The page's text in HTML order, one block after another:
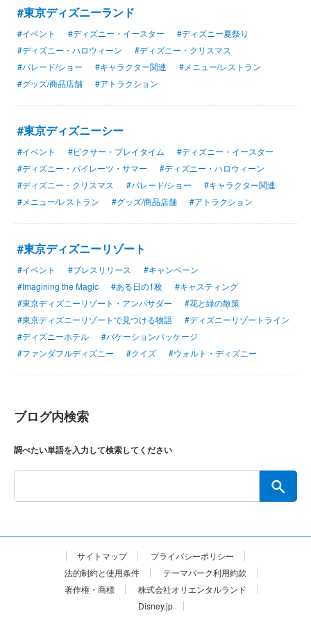
#東京ディズニーランド
#イベント #ディズニー・イースター
#ディズニー夏祭り
#ディズニー・ハロウィーン
#ディズニー・クリスマス
#パレード/ショー
#キャラクター関連
#メニュー/レストラン
#グッズ/商品店舗
#アトラクション
#東京ディズニーシー
#イベント #ピクサー・プレイタイム
#ディズニー・イースター
#ディズニー・パイレーツ・サマー
#ディズニー・ハロウィーン
#ディズニー・クリスマス
#パレード/ショー
#キャラクター関連
#メニュー/レストラン
#グッズ/商品店舗 #アトラクション
#東京ディズニーリゾート
#イベント #プレスリリース
#キャンペーン
#Imagining the Magic
#ある日の1枚
#キャスティング
#東京ディズニーリゾート・アンバサダー
#花と緑の散策
#東京ディズニーリゾートで見つける物語
#ディズニーリゾートライン
#ディズニーホテル
#バケーションパッケージ
#ファンダフルディズニー
#クイズ #ウォルト・ディズニー
ブログ内検索
調べたい単語を入力して検索してください
サイトマップ
プライバシーポリシー
法的制約と使用条件
テーマパーク利用約款
著作権・商標
株式会社オリエンタルランド
Disney.jp